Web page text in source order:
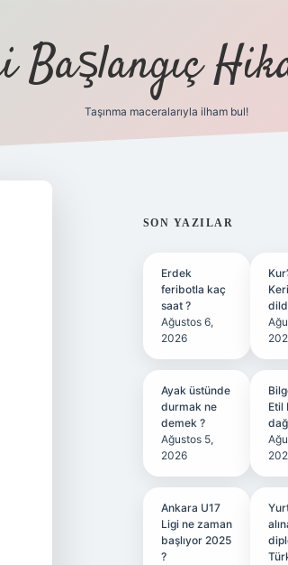
Başlangıç
Taşınma maceralarıyla ilham bul!
SIDEBAR
SON YAZILAR
Erdek
feribotla kaç
saat ?
Ağustos 6,
2026
Ayak üstünde
durmak ne
demek ?
Ağustos 5,
2026
Etil
Ankara U17
Ligi ne zaman
başlıyor 2025
?